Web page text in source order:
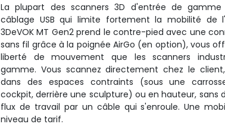
La plupart des scanners 3D d'entrée de
câblage USB qui limite fortement la mobilité de
3DeVOK MT Gen2 prend le contre-pied avec une
sans fil grâce à la poignée AirGo (en option), vous
liberté de mouvement que les scanners
gamme. Vous scannez directement chez le
dans des espaces contraints (sous une
cockpit, derrière une sculpture) ou en hauteur, sans
flux de travail par un câble qui s'enroule. Une
niveau de tarif.